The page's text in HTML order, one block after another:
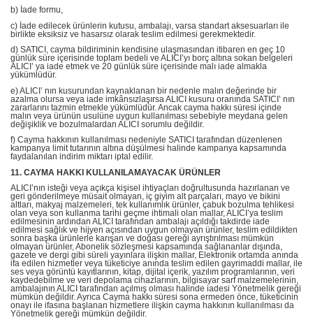
b) İade formu,
c) İade edilecek ürünlerin kutusu, ambalajı, varsa standart aksesuarları ile
birlikte eksiksiz ve hasarsız olarak teslim edilmesi gerekmektedir.
d) SATICI, cayma bildiriminin kendisine ulaşmasından itibaren en geç 10
günlük süre içerisinde toplam bedeli ve ALICI’yı borç altına sokan belgeleri
ALICI’ ya iade etmek ve 20 günlük süre içerisinde malı iade almakla
yükümlüdür.
e) ALICI’ nın kusurundan kaynaklanan bir nedenle malın değerinde bir
azalma olursa veya iade imkânsızlaşırsa ALICI kusuru oranında SATICI’ nın
zararlarını tazmin etmekle yükümlüdür. Ancak cayma hakkı süresi içinde
malın veya ürünün usulüne uygun kullanılması sebebiyle meydana gelen
değişiklik ve bozulmalardan ALICI sorumlu değildir.
f) Cayma hakkının kullanılması nedeniyle SATICI tarafından düzenlenen
kampanya limit tutarının altına düşülmesi halinde kampanya kapsamında
faydalanılan indirim miktarı iptal edilir.
11. CAYMA HAKKI KULLANILAMAYACAK ÜRÜNLER
ALICI’nın isteği veya açıkça kişisel ihtiyaçları doğrultusunda hazırlanan ve
geri gönderilmeye müsait olmayan, iç giyim alt parçaları, mayo ve bikini
altları, makyaj malzemeleri, tek kullanımlık ürünler, çabuk bozulma tehlikesi
olan veya son kullanma tarihi geçme ihtimali olan mallar, ALICI’ya teslim
edilmesinin ardından ALICI tarafından ambalajı açıldığı takdirde iade
edilmesi sağlık ve hijyen açısından uygun olmayan ürünler, teslim edildikten
sonra başka ürünlerle karışan ve doğası gereği ayrıştırılması mümkün
olmayan ürünler, Abonelik sözleşmesi kapsamında sağlananlar dışında,
gazete ve dergi gibi süreli yayınlara ilişkin mallar, Elektronik ortamda anında
ifa edilen hizmetler veya tüketiciye anında teslim edilen gayrimaddi mallar, ile
ses veya görüntü kayıtlarının, kitap, dijital içerik, yazılım programlarının, veri
kaydedebilme ve veri depolama cihazlarının, bilgisayar sarf malzemelerinin,
ambalajının ALICI tarafından açılmış olması halinde iadesi Yönetmelik gereği
mümkün değildir. Ayrıca Cayma hakkı süresi sona ermeden önce, tüketicinin
onayı ile ifasına başlanan hizmetlere ilişkin cayma hakkının kullanılması da
Yönetmelik gereği mümkün değildir.